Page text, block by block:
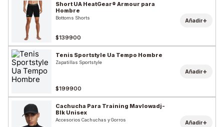
Short UA HeatGear® Armour para
Hombre
Bottoms Shorts
$139900
Añadir+
Tenis Sportstyle Ua Tempo Hombre
Zapatillas Sportstyle
$199900
Añadir+
Cachucha Para Training Mavlowadj-
Blk Unisex
Accesorios Cachuchas y Gorros Añadir+